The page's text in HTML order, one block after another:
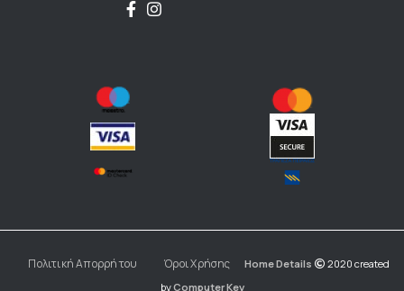
Πολιτική Απορρήτου Όροι Χρήσης Home Details
2020 created
byComputer Key